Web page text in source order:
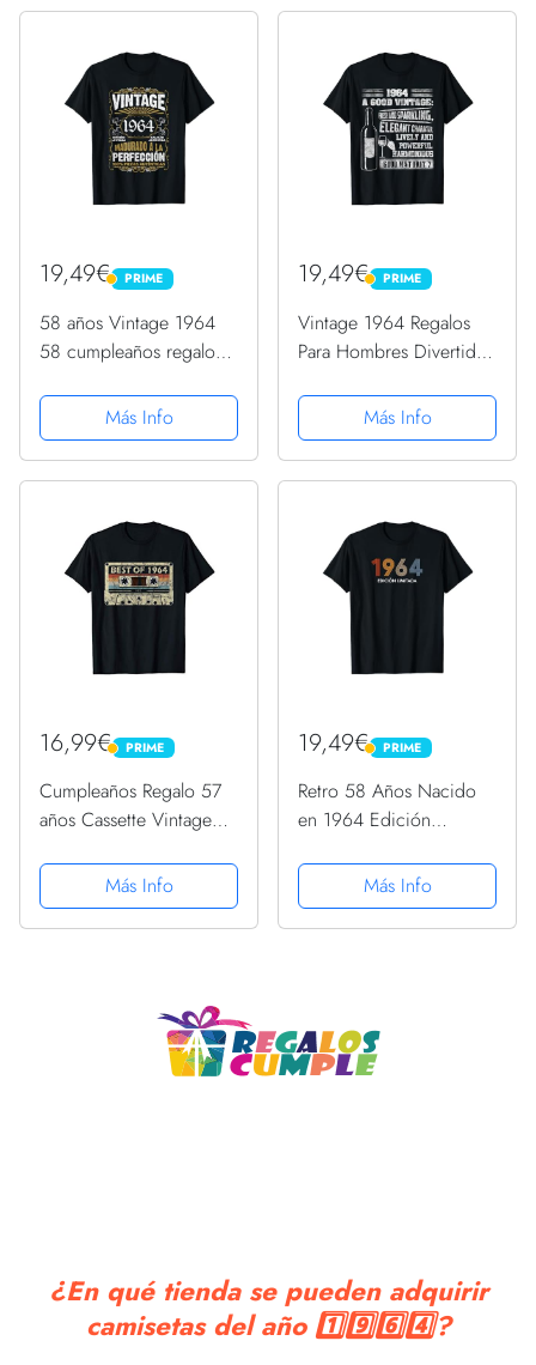
19,49€ PRIME
PRIME
58 años Vintage 1964
58 cumpleaños regalo
Más Info
19,49€ PRIME
PRIME
Vintage 1964 Regalos
Para Hombres Divertido
CamisetaMás Info
16,99€ PRIME
PRIME
Cumpleaños Regalo 57
años Cassette Vintage
Más Info
19,49€ PRIME
PRIME
Retro 58 Años Nacido
en 1964 Edición
CamisetaMás Info
¿En qué tienda se pueden adquirir
camisetas del año 1️⃣9️⃣6️⃣4️⃣?